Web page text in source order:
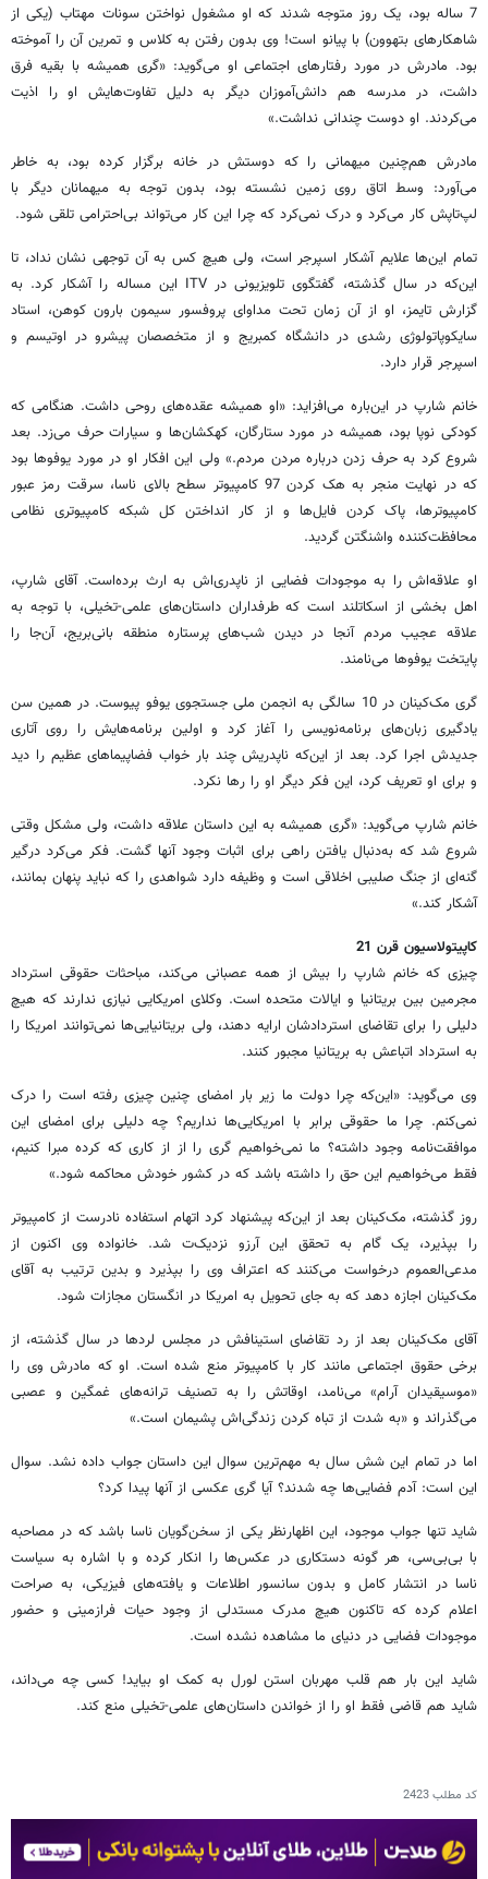
7 ساله بود، یک روز متوجه شدند که او مشغول نواختن سونات مهتاب (یکی از
شاهکارهای بتهوون) با پیانو است! وی بدون رفتن به کلاس و تمرین آن را آموخته
بود. مادرش در مورد رفتارهای اجتماعی او می‌گوید: «گری همیشه با بقیه فرق
داشت، در مدرسه هم دانش‌آموزان دیگر به دلیل تفاوت‌هایش او را اذیت
می‌کردند. او دوست چندانی نداشت.»
مادرش هم‌چنین میهمانی را که دوستش در خانه برگزار کرده بود، به خاطر
می‌آورد: وسط اتاق روی زمین نشسته بود، بدون توجه به میهمانان دیگر با
لپ‌تاپش کار می‌کرد و درک نمی‌کرد که چرا این کار می‌تواند بی‌احترامی تلقی شود.
تمام این‌ها علایم آشکار اسپرجر است، ولی هیچ کس به آن توجهی نشان نداد، تا
این‌که در سال گذشته، گفتگوی تلویزیونی در ITV این مساله را آشکار کرد. به
گزارش تایمز، او از آن زمان تحت مداوای پروفسور سیمون بارون کوهن، استاد
سایکوپاتولوژی رشدی در دانشگاه کمبریج و از متخصصان پیشرو در اوتیسم و
اسپرجر قرار دارد.
خانم شارپ در این‌باره‌ می‌افزاید: «او همیشه عقده‌های روحی داشت. هنگامی که
کودکی نوپا بود، همیشه در مورد ستارگان، کهکشان‌ها و سیارات حرف می‌زد. بعد
شروع کرد به حرف زدن درباره مردن مردم.» ولی این افکار او در مورد یوفوها بود
که در نهایت منجر به هک کردن 97 کامپیوتر سطح بالای ناسا، سرقت رمز عبور
کامپیوترها، پاک کردن فایل‌ها و از کار انداختن کل شبکه کامپیوتری نظامی
محافظت‌کننده واشنگتن گردید.
او علاقه‌اش را به موجودات فضایی از ناپدری‌اش به ارث برده‌است. آقای شارپ،
اهل بخشی از اسکاتلند است که طرفداران داستان‌های علمی-تخیلی، با توجه به
علاقه عجیب مردم آنجا در دیدن شب‌های پرستاره منطقه بانی‌بریج، آن‌جا را
پایتخت یوفوها می‌نامند.
گری مک‌کینان در 10 سالگی به انجمن ملی جستجوی یوفو پیوست. در همین سن
یادگیری زبان‌های برنامه‌نویسی را آغاز کرد و اولین برنامه‌هایش را روی آتاری
جدیدش اجرا کرد. بعد از این‌که ناپدریش چند بار خواب فضاپیماهای عظیم را دید
و برای او تعریف کرد، این فکر دیگر او را رها نکرد.
خانم شارپ می‌گوید: «گری همیشه به این داستان علاقه داشت، ولی مشکل وقتی
شروع شد که به‌دنبال یافتن راهی برای اثبات وجود آنها گشت. فکر می‌کرد درگیر
گنه‌ای از جنگ صلیبی اخلاقی است و وظیفه دارد شواهدی را که نباید پنهان بمانند،
آشکار کند.»
کاپیتولاسیون قرن 21
چیزی که خانم شارپ را بیش از همه عصبانی می‌کند، مباحثات حقوقی استرداد
مجرمین بین بریتانیا و ایالات متحده است. وکلای امریکایی نیازی ندارند که هیچ
دلیلی را برای تقاضای استردادشان ارایه دهند، ولی بریتانیایی‌ها نمی‌توانند امریکا را
به استرداد اتباعش به بریتانیا مجبور کنند.
وی می‌گوید: «این‌که چرا دولت ما زیر بار امضای چنین چیزی رفته است را درک
نمی‌کنم. چرا ما حقوقی برابر با امریکایی‌ها نداریم؟ چه دلیلی برای امضای این
موافقت‌نامه وجود داشته؟ ما نمی‌خواهیم گری را از از کاری که کرده مبرا کنیم،
فقط می‌خواهیم این حق را داشته باشد که در کشور خودش محاکمه شود.»
روز گذشته، مک‌کینان بعد از این‌که پیشنهاد کرد اتهام استفاده نادرست از کامپیوتر
را بپذیرد، یک گام به تحقق این آرزو نزدیک‌ت شد. خانواده وی اکنون از
مدعی‌العموم درخواست می‌کنند که اعتراف وی را بپذیرد و بدین ترتیب به آقای
مک‌کینان اجازه دهد که به جای تحویل به امریکا در انگستان مجازات شود.
آقای مک‌کینان بعد از رد تقاضای استینافش در مجلس لردها در سال گذشته، از
برخی حقوق اجتماعی مانند کار با کامپیوتر منع شده است. او که مادرش وی را
«موسیقیدان آرام» می‌نامد، اوقاتش را به تصنیف ترانه‌های غمگین و عصبی
می‌گذراند و «به شدت از تباه کردن زندگی‌اش پشیمان است.»
اما در تمام این شش سال به مهم‌ترین سوال این داستان جواب داده نشد. سوال
این است: آدم فضایی‌ها چه شدند؟ آیا گری عکسی از آنها پیدا کرد؟
شاید تنها جواب موجود، این اظهارنظر یکی از سخن‌گویان ناسا باشد که در مصاحبه
با بی‌بی‌سی، هر گونه دستکاری در عکس‌ها را انکار کرده و با اشاره به سیاست
ناسا در انتشار کامل و بدون سانسور اطلاعات و یافته‌های فیزیکی، به صراحت
اعلام کرده که تاکنون هیچ مدرک مستدلی از وجود حیات فرازمینی و حضور
موجودات فضایی در دنیای ما مشاهده نشده است.
شاید این بار هم قلب مهربان استن لورل به کمک او بیاید! کسی چه می‌داند،
شاید هم قاضی فقط او را از خواندن داستان‌های علمی-تخیلی منع کند.
کد مطلب2423